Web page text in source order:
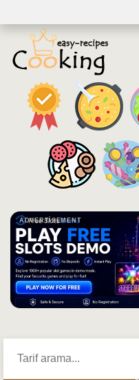
ADVERTISEMENT